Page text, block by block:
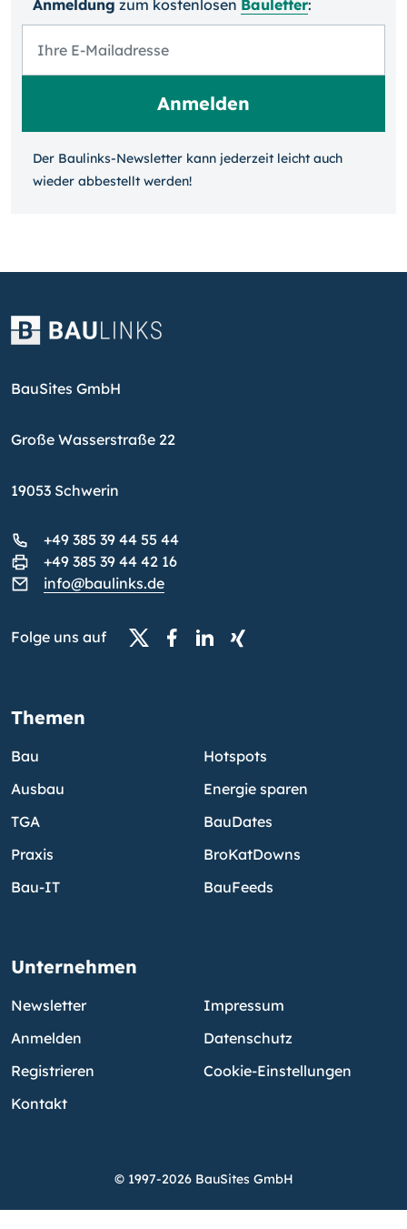
Anmeldung zum kosten­losen Bauletter:
Der Baulinks-Newsletter kann jeder­zeit leicht auch
wieder ab­bestellt werden!
BauSites GmbH
Große Wasserstraße 22
19053 Schwerin
+49 385 39 44 55 44
+49 385 39 44 42 16
info@baulinks.de
Folge uns auf
Themen
Bau
Ausbau
TGA
Praxis
Bau-IT
Hotspots
Energie sparen
BauDates
BroKatDowns
BauFeeds
Unternehmen
Newsletter
Anmelden
Registrieren
Kontakt
Impressum
Datenschutz
Cookie-Einstellungen
© 1997-2026 BauSites GmbH